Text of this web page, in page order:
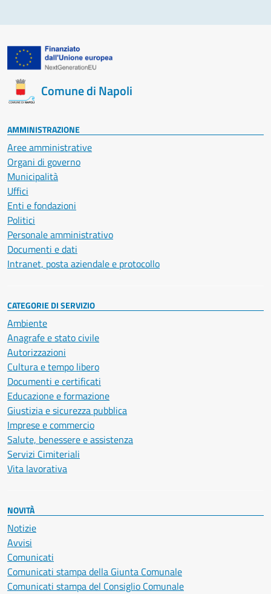
Comune di Napoli
AMMINISTRAZIONE
Aree amministrative
Organi di governo
Municipalità
Uffici
Enti e fondazioni
Politici
Personale amministrativo
Documenti e dati
Intranet, posta aziendale e protocollo
CATEGORIE DI SERVIZIO
Ambiente
Anagrafe e stato civile
Autorizzazioni
Cultura e tempo libero
Documenti e certificati
Educazione e formazione
Giustizia e sicurezza pubblica
Imprese e commercio
Salute, benessere e assistenza
Servizi Cimiteriali
Vita lavorativa
NOVITÀ
Notizie
Avvisi
Comunicati
Comunicati stampa della Giunta Comunale
Comunicati stampa del Consiglio Comunale